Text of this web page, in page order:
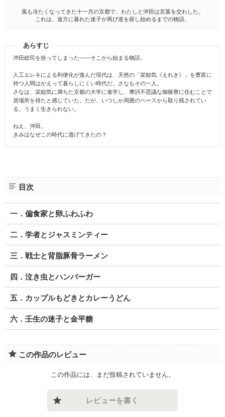
風も冷たくなってきた十一月の京都で、わたしと沖田は言葉を交わした。
これは、途方に暮れた迷子が再び道を探し始めるまでの物語。
あらすじ
沖田総司を拾ってしまった――そこから始まる物語。
人工エレキによる利便化が進んだ現代は、天然の「栄励気《えれき》」を豊富に
持つ人間はかえって暮らしにくい時代だ。さなもその一人。
さなは、栄励気に満ちた京都の大学に進学し、摩訶不思議な御蔭寮に住むことで
居場所を得たと感じていた。だが、いつしか周囲のペースから取り残されてい
る。うまく生きられない。
ねえ、沖田。
きみはなぜこの時代に逃げてきたの？
目次
一．偏食家と卵ふわふわ
二．学者とジャスミンティー
三．戦士と背脂豚骨ラーメン
四．泣き虫とハンバーガー
五．カップルもどきとカレーうどん
六．壬生の迷子と金平糖
この作品のレビュー
この作品には、まだ投稿されていません。
レビューを書く